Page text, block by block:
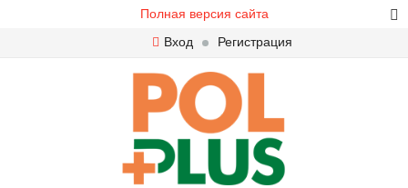
Полная версия сайта
Вход
Регистрация